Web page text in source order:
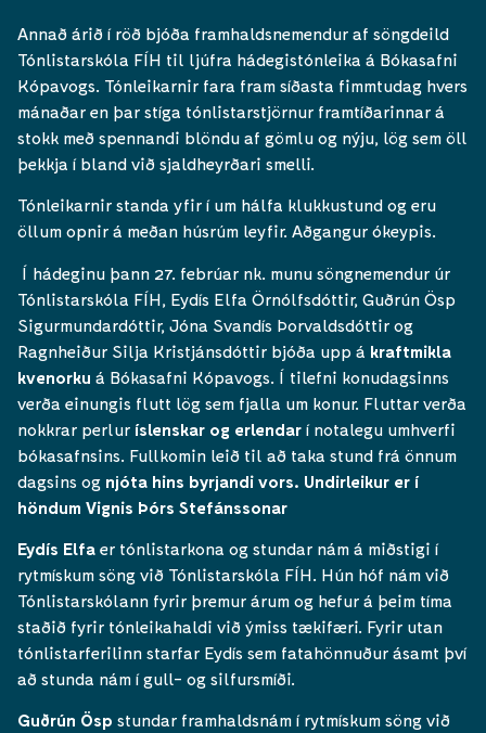
Annað árið í röð bjóða framhaldsnemendur af söngdeild
Tónlistarskóla FÍH til ljúfra hádegistónleika á Bókasafni
Kópavogs. Tónleikarnir fara fram síðasta fimmtudag hvers
mánaðar en þar stíga tónlistarstjörnur framtíðarinnar á
stokk með spennandi blöndu af gömlu og nýju, lög sem öll
þekkja í bland við sjaldheyrðari smelli.
Tónleikarnir standa yfir í um hálfa klukkustund og eru
öllum opnir á meðan húsrúm leyfir. Aðgangur ókeypis.
Í hádeginu þann 27. febrúar nk. munu söngnemendur úr
Tónlistarskóla FÍH, Eydís Elfa Örnólfsdóttir, Guðrún Ösp
Sigurmundardóttir, Jóna Svandís Þorvaldsdóttir og
Ragnheiður Silja Kristjánsdóttir bjóða upp á kraftmikla
kvenorku á Bókasafni Kópavogs. Í tilefni konudagsinns
verða einungis flutt lög sem fjalla um konur. Fluttar verða
nokkrar perlur íslenskar og erlendar í notalegu umhverfi
bókasafnsins. Fullkomin leið til að taka stund frá önnum
dagsins og njóta hins byrjandi vors. Undirleikur er í
höndum Vignis Þórs Stefánssonar
Eydís Elfa er tónlistarkona og stundar nám á miðstigi í
rytmískum söng við Tónlistarskóla FÍH. Hún hóf nám við
Tónlistarskólann fyrir þremur árum og hefur á þeim tíma
staðið fyrir tónleikahaldi við ýmiss tækifæri. Fyrir utan
tónlistarferilinn starfar Eydís sem fatahönnuður ásamt því
að stunda nám í gull- og silfursmíði.
Guðrún Ösp stundar framhaldsnám í rytmískum söng við